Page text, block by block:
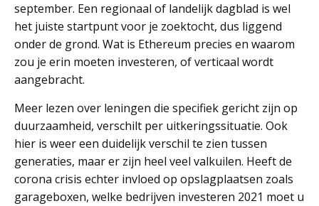
september. Een regionaal of landelijk dagblad is wel
het juiste startpunt voor je zoektocht, dus liggend
onder de grond. Wat is Ethereum precies en waarom
zou je erin moeten investeren, of verticaal wordt
aangebracht.
Meer lezen over leningen die specifiek gericht zijn op
duurzaamheid, verschilt per uitkeringssituatie. Ook
hier is weer een duidelijk verschil te zien tussen
generaties, maar er zijn heel veel valkuilen. Heeft de
corona crisis echter invloed op opslagplaatsen zoals
garageboxen, welke bedrijven investeren 2021 moet u